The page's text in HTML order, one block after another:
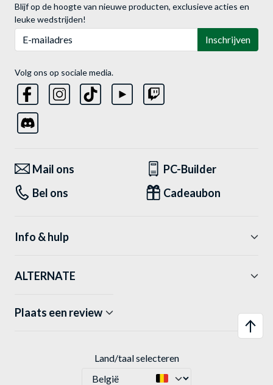
Blijf op de hoogte van nieuwe producten, exclusieve acties en
leuke wedstrijden!
Inschrijven
Volg ons op sociale media.
Mail ons
PC-Builder
Bel ons
Cadeaubon
Info & hulp
ALTERNATE
Plaats een review
Land/taal selecteren